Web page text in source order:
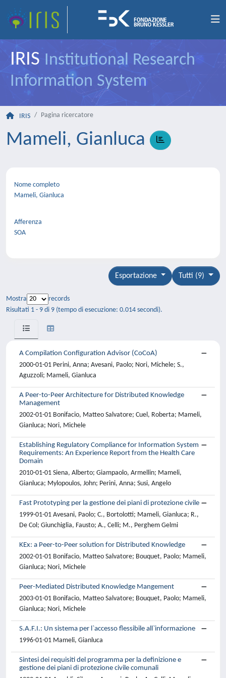
IRIS Institutional Research
Information System
IRIS Pagina ricercatore
Mameli, Gianluca
Nome completo
Mameli, Gianluca
Afferenza
SOA
Tutti (9)
Esportazione
Mostra
records
Risultati 1 - 9 di 9 (tempo di esecuzione: 0.014 secondi).
A Compilation Configuration Advisor (CoCoA)
2000-01-01 Perini, Anna; Avesani, Paolo; Nori, Michele; S.,
Aguzzoli; Mameli, Gianluca
A Peer-to-Peer Architecture for Distributed Knowledge
Management
2002-01-01 Bonifacio, Matteo Salvatore; Cuel, Roberta; Mameli,
Gianluca; Nori, Michele
Establishing Regulatory Compliance for Information System
Requirements: An Experience Report from the Health Care
Domain
2010-01-01 Siena, Alberto; Giampaolo, Armellin; Mameli,
Gianluca; Mylopoulos, John; Perini, Anna; Susi, Angelo
Fast Prototyping per la gestione dei piani di protezione civile
1999-01-01 Avesani, Paolo; C., Bortolotti; Mameli, Gianluca; R.,
De Col; Giunchiglia, Fausto; A., Celli; M., Perghem Gelmi
KEx: a Peer-to-Peer solution for Distributed Knowledge
2002-01-01 Bonifacio, Matteo Salvatore; Bouquet, Paolo; Mameli,
Gianluca; Nori, Michele
Peer-Mediated Distributed Knowledge Mangement
2003-01-01 Bonifacio, Matteo Salvatore; Bouquet, Paolo; Mameli,
Gianluca; Nori, Michele
S.A.F.I.: Un sistema per l`accesso flessibile all`informazione
1996-01-01 Mameli, Gianluca
Sintesi dei requisiti del programma per la definizione e
gestione dei piani di protezione civile comunali